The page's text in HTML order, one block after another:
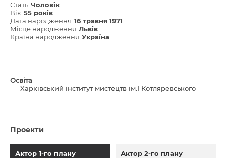
Стать Чоловік
Вік 55 років
Дата народження 16 травня 1971
Місце народження Львів
Країна народження Україна
Освіта
Харківський інститут мистецтв ім.І Котляревського
Проекти
Актор 1-го плану Актор 2-го плану